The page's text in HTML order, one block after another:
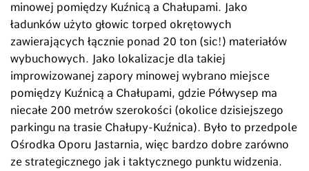
minowej pomiędzy Kuźnicą a Chałupami. Jako
ładunków użyto głowic torped okrętowych
zawierających łącznie ponad 20 ton (sic!) materiałów
wybuchowych. Jako lokalizacje dla takiej
improwizowanej zapory minowej wybrano miejsce
pomiędzy Kuźnicą a Chałupami, gdzie Półwysep ma
niecałe 200 metrów szerokości (okolice dzisiejszego
parkingu na trasie Chałupy-Kuźnica). Było to przedpole
Ośrodka Oporu Jastarnia, więc bardzo dobre zarówno
ze strategicznego jak i taktycznego punktu widzenia.